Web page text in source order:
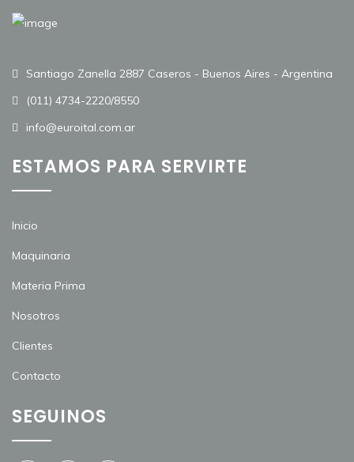
Santiago Zanella 2887 Caseros - Buenos Aires - Argentina
(011) 4734-2220/8550
info@euroital.com.ar
ESTAMOS PARA SERVIRTE
Inicio
Maquinaria
Materia Prima
Nosotros
Clientes
Contacto
SEGUINOS